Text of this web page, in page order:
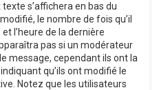
s’affichera en bas du
le nombre de fois qu’il
l’heure de la dernière
pas si un modérateur
message, cependant ils ont la
qu’ils ont modifié le
Notez que les utilisateurs